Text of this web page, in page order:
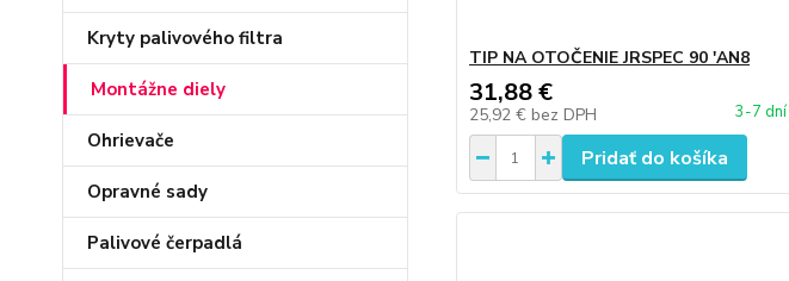
Kryty palivového filtra
Montážne diely
Ohrievače
Opravné sady
Palivové čerpadlá
TIP NA OTOČENIE JRSPEC 90 'AN8
31,88 €
25,92 € bez DPH 3-7 dní
Pridať do košíka